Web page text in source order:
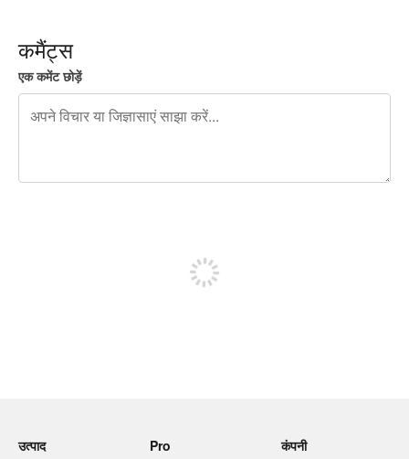
कमैंट्स
एक कमेंट छोड़ें
उत्पाद
Pro
कंपनी